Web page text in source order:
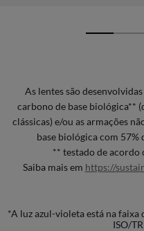
As lentes são
carbono de base biológica**
clássicas) e/ou as armações
base biológica com 57%
** testado de acordo
Saiba mais em https://
*A luz azul-violeta está na
ISO/